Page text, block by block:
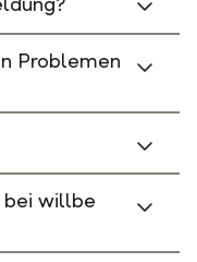
Problemen
bei willbe